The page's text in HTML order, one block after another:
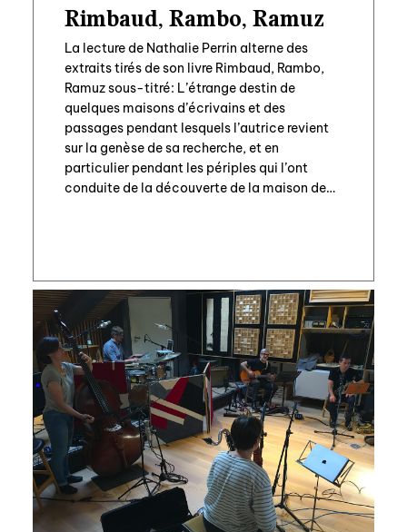
Rimbaud, Rambo, Ramuz
La lecture de Nathalie Perrin alterne des
extraits tirés de son livre Rimbaud, Rambo,
Ramuz sous-titré: L’étrange destin de
quelques maisons d’écrivains et des
passages pendant lesquels l’autrice revient
sur la genèse de sa recherche, et en
particulier pendant les périples qui l’ont
conduite de la découverte de la maison de